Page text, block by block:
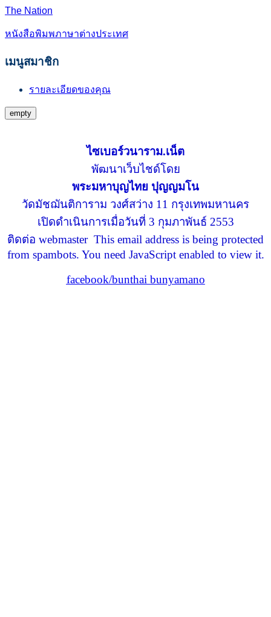
The Nation
หนังสือพิมพภาษาต่างประเทศ
เมนูสมาชิก
รายละเอียดของคุณ
empty
ไซเบอร์วนาราม.เน็ต
พัฒนาเว็บไชด์โดย
พระมหาบุญไทย ปุญญมโน
วัดมัชฌันติการาม วงศ์สว่าง 11 กรุงเทพมหานคร
เปิดดำเนินการเมื่อวันที่ 3 กุมภาพันธ์ 2553
ติดต่อ webmaster This email address is being protected
from spambots. You need JavaScript enabled to view it.
facebook/bunthai bunyamano